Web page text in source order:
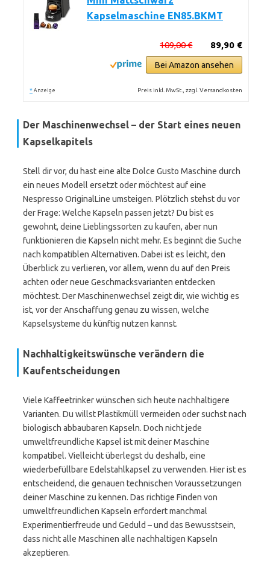
Kapselmaschine EN85.BKMT
89,90 €
109,00 €
Bei Amazon ansehen
* Anzeige Preis inkl. MwSt., zzgl. Versandkosten
Der Maschinenwechsel – der Start eines neuen
Kapselkapitels
Stell dir vor, du hast eine alte Dolce Gusto Maschine durch
ein neues Modell ersetzt oder möchtest auf eine
Nespresso OriginalLine umsteigen. Plötzlich stehst du vor
der Frage: Welche Kapseln passen jetzt? Du bist es
gewohnt, deine Lieblingssorten zu kaufen, aber nun
funktionieren die Kapseln nicht mehr. Es beginnt die Suche
nach kompatiblen Alternativen. Dabei ist es leicht, den
Überblick zu verlieren, vor allem, wenn du auf den Preis
achten oder neue Geschmacksvarianten entdecken
möchtest. Der Maschinenwechsel zeigt dir, wie wichtig es
ist, vor der Anschaffung genau zu wissen, welche
Kapselsysteme du künftig nutzen kannst.
Nachhaltigkeitswünsche verändern die
Kaufentscheidungen
Viele Kaffeetrinker wünschen sich heute nachhaltigere
Varianten. Du willst Plastikmüll vermeiden oder suchst nach
biologisch abbaubaren Kapseln. Doch nicht jede
umweltfreundliche Kapsel ist mit deiner Maschine
kompatibel. Vielleicht überlegst du deshalb, eine
wiederbefüllbare Edelstahlkapsel zu verwenden. Hier ist es
entscheidend, die genauen technischen Voraussetzungen
deiner Maschine zu kennen. Das richtige Finden von
umweltfreundlichen Kapseln erfordert manchmal
Experimentierfreude und Geduld – und das Bewusstsein,
dass nicht alle Maschinen alle nachhaltigen Kapseln
akzeptieren.